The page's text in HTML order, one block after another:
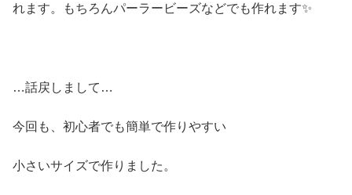
れます。もちろんパーラービーズなどでも作れます✨
…話戻しまして…
今回も、初心者でも簡単で作りやすい
小さいサイズで作りました。